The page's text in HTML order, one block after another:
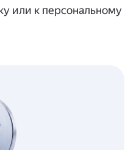
или к персональному